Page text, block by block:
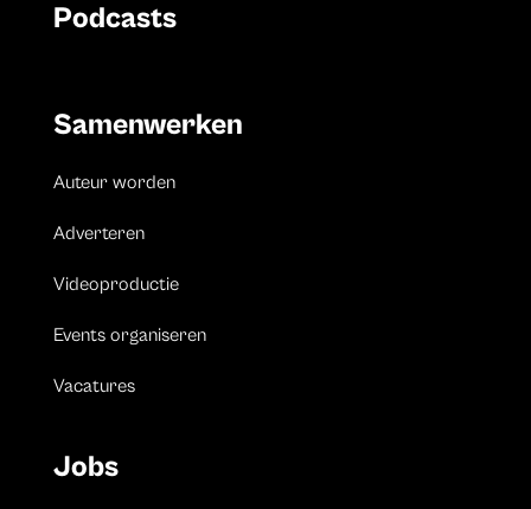
Podcasts
Samenwerken
Auteur worden
Adverteren
Videoproductie
Events organiseren
Vacatures
Jobs